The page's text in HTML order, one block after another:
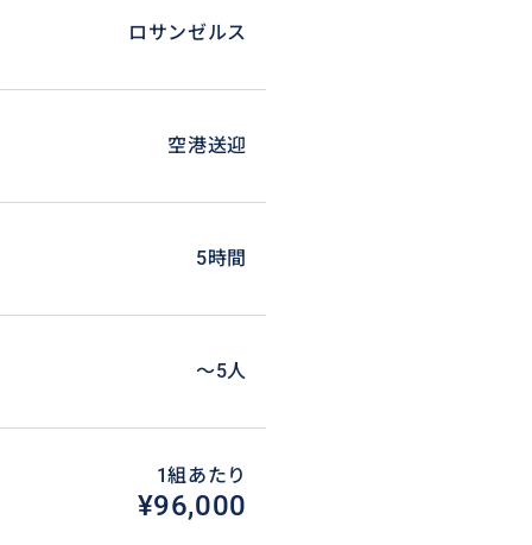
ロサンゼルス
空港送迎
5時間
〜5人
1組あたり
¥96,000